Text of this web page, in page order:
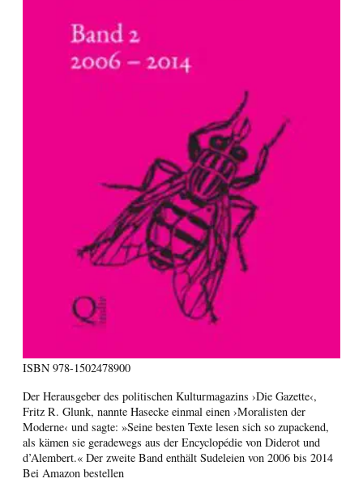
ISBN 978-1502478900
Der Herausgeber des politischen Kulturmagazins ›Die Gazette‹,
Fritz R. Glunk, nannte Hasecke einmal einen ›Moralisten der
Moderne‹ und sagte: »Seine besten Texte lesen sich so zupackend,
als kämen sie geradewegs aus der Encyclopédie von Diderot und
d’Alembert.« Der zweite Band enthält Sudeleien von 2006 bis 2014
Bei Amazon bestellen